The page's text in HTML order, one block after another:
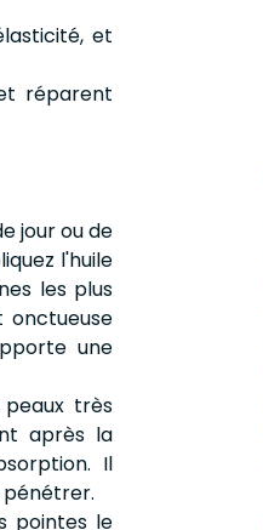
et
réparent
jour ou de
l'huile
les plus
onctueuse
une
très
après la
Il
pénétrer.
pointes le